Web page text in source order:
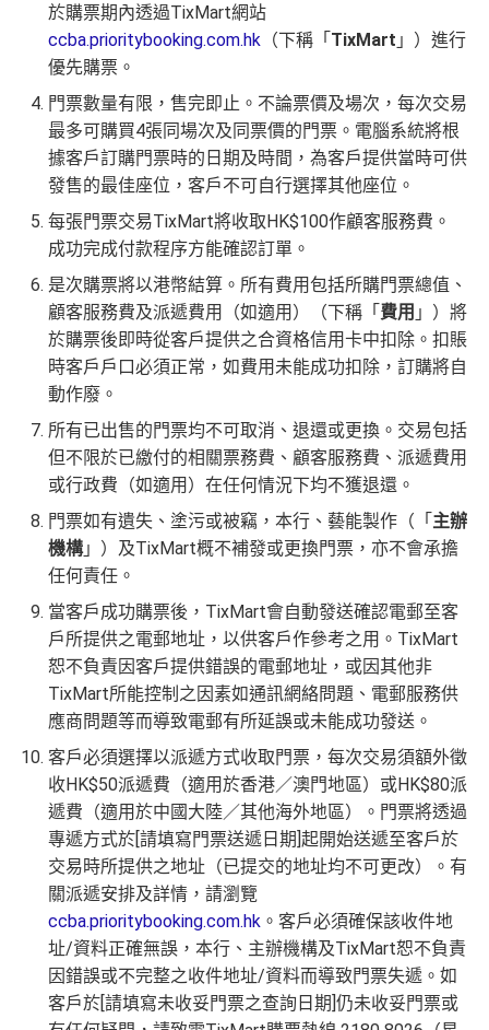
於購票期內透過TixMart網站
ccba.prioritybooking.com.hk （下稱「 TixMart 」）進行
優先購票。
門票數量有限，售完即止。不論票價及場次，每次交易
最多可購買4張同場次及同票價的門票。電腦系統將根
據客戶訂購門票時的日期及時間，為客戶提供當時可供
發售的最佳座位，客戶不可自行選擇其他座位。
每張門票交易TixMart將收取HK$100作顧客服務費。
成功完成付款程序方能確認訂單。
是次購票將以港幣結算。所有費用包括所購門票總值、
顧客服務費及派遞費用（如適用）（下稱「 費用 」）將
於購票後即時從客戶提供之合資格信用卡中扣除。扣賬
時客戶戶口必須正常，如費用未能成功扣除，訂購將自
動作廢。
所有已出售的門票均不可取消、退還或更換。交易包括
但不限於已繳付的相關票務費、顧客服務費、派遞費用
或行政費（如適用）在任何情況下均不獲退還。
門票如有遺失、塗污或被竊，本行、藝能製作（「 主辦
機構」）及TixMart概不補發或更換門票，亦不會承擔
任何責任。
當客戶成功購票後，TixMart會自動發送確認電郵至客
戶所提供之電郵地址，以供客戶作參考之用。TixMart
恕不負責因客戶提供錯誤的電郵地址，或因其他非
TixMart所能控制之因素如通訊網絡問題、電郵服務供
應商問題等而導致電郵有所延誤或未能成功發送。
客戶必須選擇以派遞方式收取門票，每次交易須額外徵
收HK$50派遞費（適用於香港／澳門地區）或HK$80派
遞費（適用於中國大陸／其他海外地區）。門票將透過
專遞方式於[請填寫門票送遞日期]起開始送遞至客戶於
交易時所提供之地址（已提交的地址均不可更改）。有
關派遞安排及詳情，請瀏覽
ccba.prioritybooking.com.hk 。客戶必須確保該收件地
址/資料正確無誤，本行、主辦機構及TixMart恕不負責
因錯誤或不完整之收件地址/資料而導致門票失遞。如
客戶於[請填寫未收妥門票之查詢日期]仍未收妥門票或